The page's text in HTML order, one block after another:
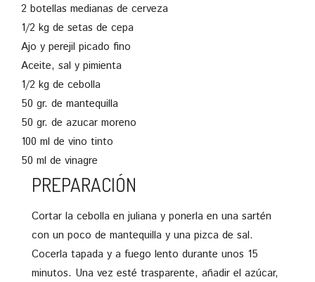
2 botellas medianas de cerveza
1/2 kg de setas de cepa
Ajo y perejil picado fino
Aceite, sal y pimienta
1/2 kg de cebolla
50 gr. de mantequilla
50 gr. de azucar moreno
100 ml de vino tinto
50 ml de vinagre
PREPARACIÓN
Cortar la cebolla en juliana y ponerla en una sartén
con un poco de mantequilla y una pizca de sal.
Cocerla tapada y a fuego lento durante unos 15
minutos. Una vez esté trasparente, añadir el azúcar,